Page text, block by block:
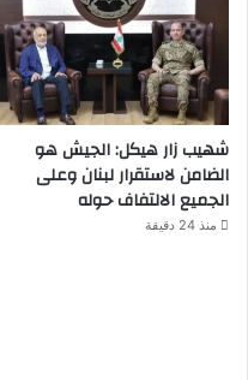
شهيب زار هيكل: الجيش هو
الضامن لاستقرار لبنان وعلى
الجميع الالتفاف حوله
منذ 24 دقيقة